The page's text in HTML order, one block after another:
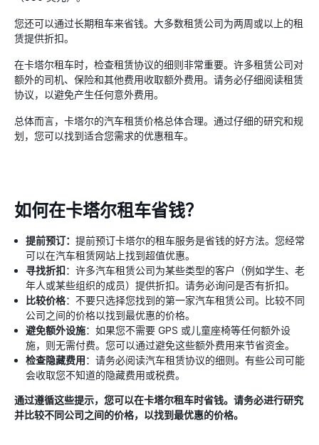
您还可以通过长期租车来省钱。大多数租赁公司为两周或以上的租
赁提供折扣。
在卡塔尔租车时，检查租赁协议的细则非常重要。许多租赁公司对
额外的司机、保险和其他费用收取额外费用。请务必仔细阅读租赁
协议，以避免产生任何意外费用。
总体而言，卡塔尔的汽车租赁价格总体合理。通过仔细的研究和规
划，您可以找到适合您需求的优惠租车。
如何在卡塔尔租车省钱？
提前预订： 提前预订卡塔尔的租车服务是省钱的好方法。您经常
可以在汽车租赁网站上找到超值优惠。
寻找折扣：许多汽车租赁公司为某些类型的客户（例如学生、老
年人或某些组织的成员）提供折扣。请务必询问是否有折扣。
比较价格：不要只选择您找到的第一家汽车租赁公司。比较不同
公司之间的价格以找到最优惠的价格。
避免额外设施：如果您不需要 GPS 或儿童座椅等任何额外设
施，则无需付费。您可以通过避免这些额外费用来节省资金。
检查隐藏费用：请务必阅读汽车租赁协议的细则。有些公司可能
会收取您不知道的隐藏费用或税费。
通过遵循这些提示，您可以在卡塔尔租车时省钱。请务必进行研究
并比较不同公司之间的价格，以找到最优惠的价格。